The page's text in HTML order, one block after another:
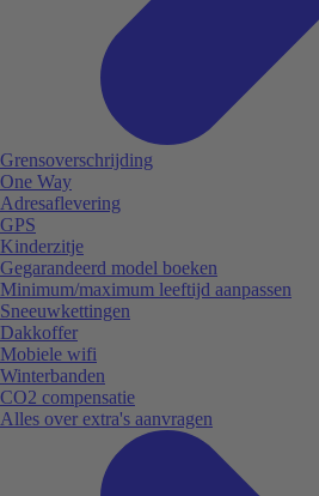
Grensoverschrijding
One Way
Adresaflevering
GPS
Kinderzitje
Gegarandeerd model boeken
Minimum/maximum leeftijd aanpassen
Sneeuwkettingen
Dakkoffer
Mobiele wifi
Winterbanden
CO2 compensatie
Alles over extra's aanvragen